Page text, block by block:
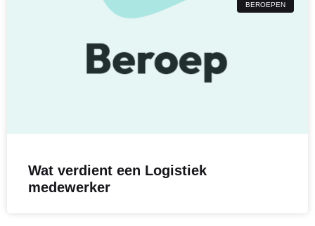
BEROEPEN
Wat verdient een Logistiek
medewerker